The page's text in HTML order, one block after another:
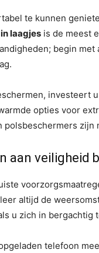
te kunnen
laagjes is de meest
begin
investeert
opties voor
zijn
aan veiligheid
altijd de
u zich in bergachtig
telefoon